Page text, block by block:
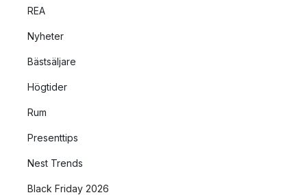
REA
Nyheter
Bästsäljare
Högtider
Rum
Presenttips
Nest Trends
Black Friday 2026